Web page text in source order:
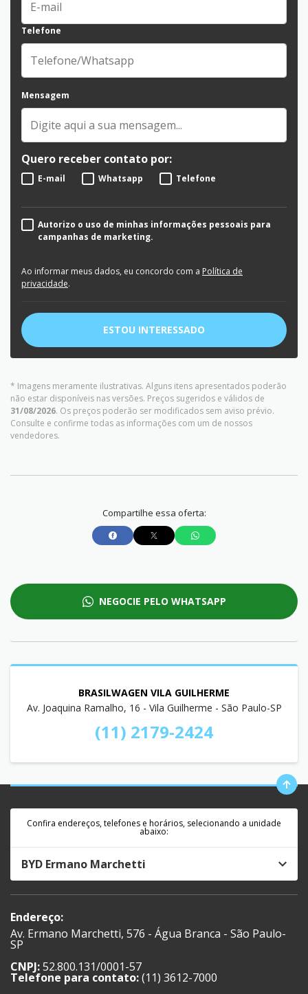
Telefone
Mensagem
Quero receber contato por:
E-mail Whatsapp Telefone
Autorizo o uso de minhas informações pessoais para
campanhas de marketing.
Ao informar meus dados, eu concordo com a Política de
privacidade.
ESTOU INTERESSADO
* Imagens meramente ilustrativas. Alguns itens apresentados poderão
não estar disponíveis nas versões. Preços sugeridos e válidos de
31/08/2026. Os preços poderão ser modificados sem aviso prévio.
Consulte e confirme todas as informações com um de nossos
vendedores.
Compartilhe essa oferta:
NEGOCIE PELO WHATSAPP
BRASILWAGEN VILA GUILHERME
Av. Joaquina Ramalho, 16 - Vila Guilherme - São Paulo-SP
(11) 2179-2424
Confira endereços, telefones e horários, selecionando a unidade
abaixo:
BYD Ermano Marchetti
Endereço:
Av. Ermano Marchetti, 576 - Água Branca - São Paulo-
SP
CNPJ:52.800.131/0001-57
Telefone para contato:(11) 3612-7000